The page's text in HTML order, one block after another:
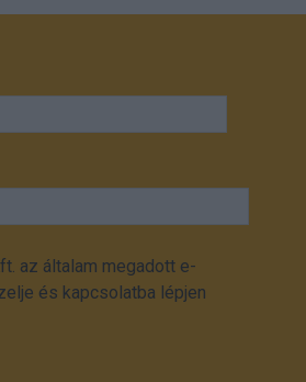
az általam megadott e-
és kapcsolatba lépjen